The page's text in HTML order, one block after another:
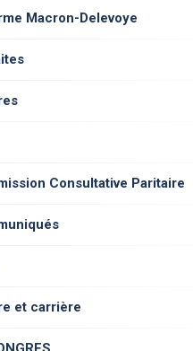
Macron-Delevoye
Consultative Paritaire
et carrière